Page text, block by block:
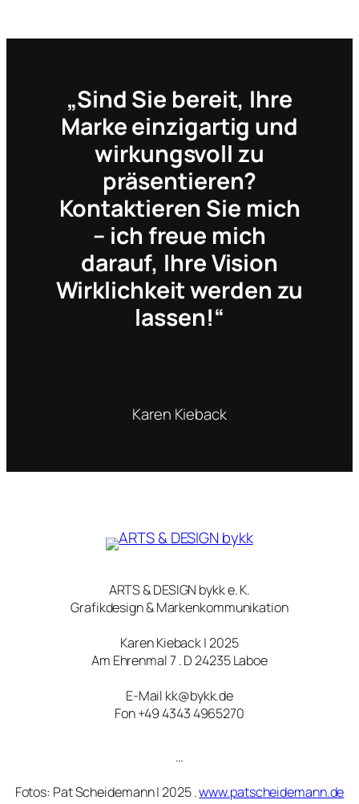
„Sind Sie bereit, Ihre
Marke einzigartig und
wirkungsvoll zu
präsentieren?
Kontaktieren Sie mich
– ich freue mich
darauf, Ihre Vision
Wirklichkeit werden zu
lassen!“
Karen Kieback
ARTS & DESIGN bykk e. K.
Grafikdesign & Markenkommunikation
Karen Kieback | 2025
Am Ehrenmal 7 . D 24235 Laboe
E-Mail kk@bykk.de
Fon +49 4343 4965270
…
Fotos: Pat Scheidemann | 2025 .www.patscheidemann.de